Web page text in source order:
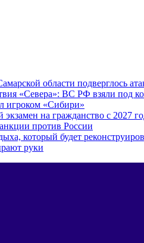
области подверглось
«Севера»: ВС РФ взяли под
игроком «Сибири»
на гражданство с 2027
против России
который будет
руки